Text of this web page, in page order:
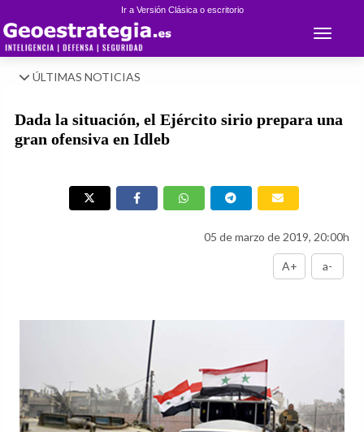
Ir a Versión Clásica o escritorio
Toggle
ÚLTIMAS NOTICIAS
Dada la situación, el Ejército sirio prepara una
gran ofensiva en Idleb
05 de marzo de 2019, 20:00h
A+ a-